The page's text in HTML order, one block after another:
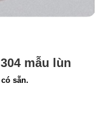
mẫu lùn
sẵn.